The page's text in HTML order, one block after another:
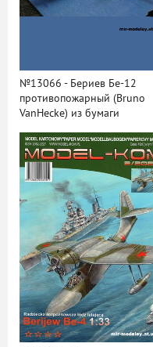
№13066 - Бериев Бе-12
противопожарный (Bruno
VanHecke) из бумаги